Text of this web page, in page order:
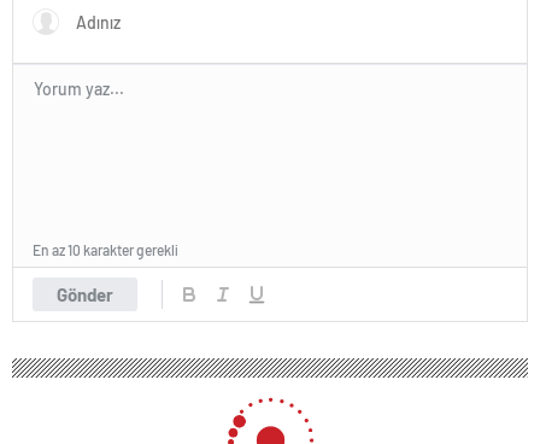
Gönder
En az 10 karakter gerekli